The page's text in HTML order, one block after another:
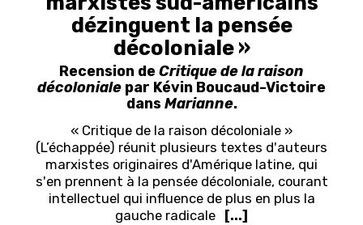
dézinguent la pensée
décoloniale »
Recension deCritique de la raison
décoloniale par Kévin Boucaud-Victoire
dans Marianne.
« Critique de la raison décoloniale »
(L’échappée) réunit plusieurs textes d'auteurs
marxistes originaires d'Amérique latine, qui
s'en prennent à la pensée décoloniale, courant
intellectuel qui influence de plus en plus la
gauche radicale
[...]